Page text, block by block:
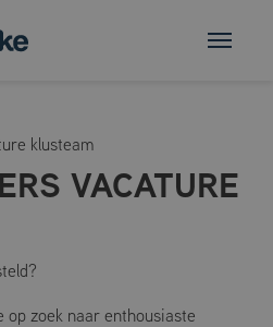
klusteam
VACATURE
op zoek naar enthousiaste